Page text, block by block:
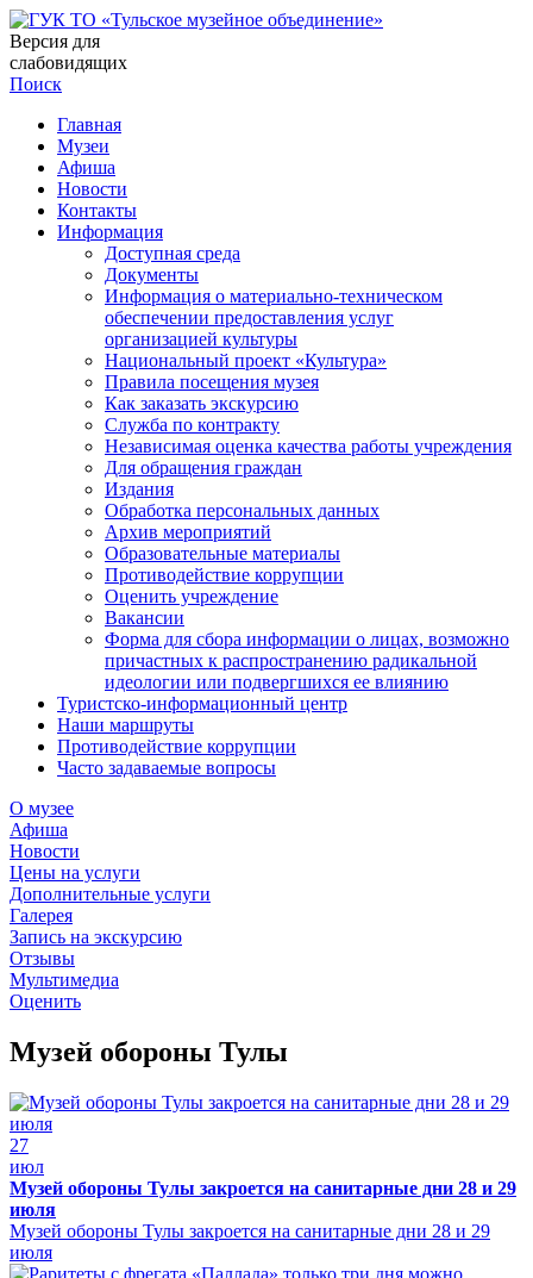
Версия для
слабовидящих
Поиск
Главная
Музеи
Афиша
Новости
Контакты
Информация
Доступная среда
Документы
Информация о материально-техническом
обеспечении предоставления услуг
организацией культуры
Национальный проект «Культура»
Правила посещения музея
Как заказать экскурсию
Служба по контракту
Независимая оценка качества работы учреждения
Для обращения граждан
Издания
Обработка персональных данных
Архив мероприятий
Образовательные материалы
Противодействие коррупции
Оценить учреждение
Вакансии
Форма для сбора информации о лицах, возможно
причастных к распространению радикальной
идеологии или подвергшихся ее влиянию
Туристско-информационный центр
Наши маршруты
Противодействие коррупции
Часто задаваемые вопросы
О музее
Афиша
Новости
Цены на услуги
Дополнительные услуги
Галерея
Запись на экскурсию
Отзывы
Мультимедиа
Оценить
Музей обороны Тулы
27
июл
Музей обороны Тулы закроется на санитарные дни 28 и 29
июля
Музей обороны Тулы закроется на санитарные дни 28 и 29
июля